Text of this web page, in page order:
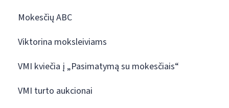
Mokesčių ABC
Viktorina moksleiviams
VMI kviečia į „Pasimatymą su mokesčiais“
VMI turto aukcionai